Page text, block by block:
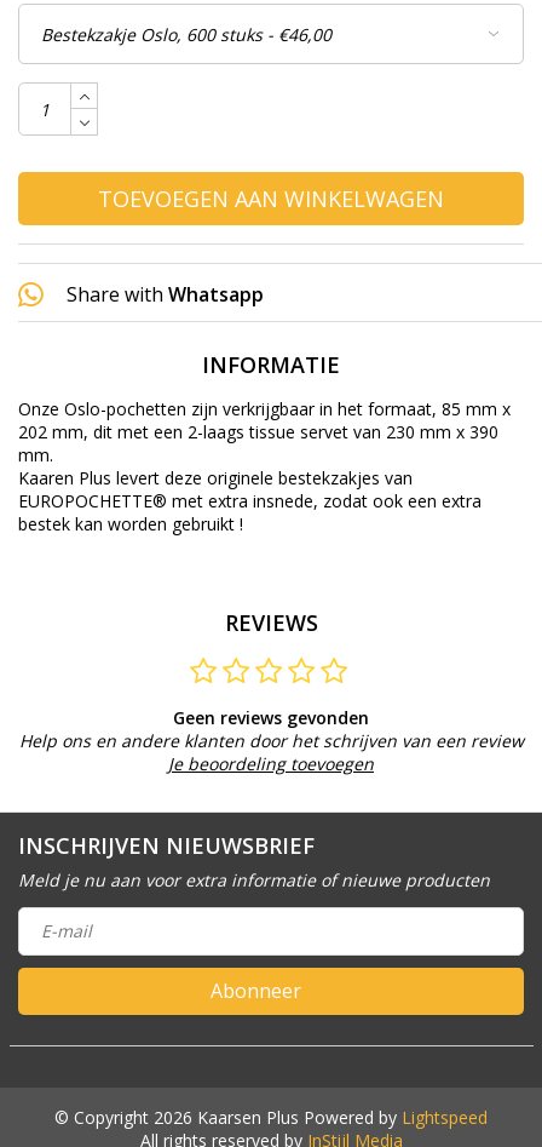
TOEVOEGEN AAN WINKELWAGEN
Share with Whatsapp
INFORMATIE
Onze Oslo-pochetten zijn verkrijgbaar in het formaat, 85 mm x
202 mm, dit met een 2-laags tissue servet van 230 mm x 390
mm.
Kaaren Plus levert deze originele bestekzakjes van
EUROPOCHETTE® met extra insnede, zodat ook een extra
bestek kan worden gebruikt !
REVIEWS
Geen reviews gevonden
Help ons en andere klanten door het schrijven van een review
Je beoordeling toevoegen
INSCHRIJVEN NIEUWSBRIEF
Meld je nu aan voor extra informatie of nieuwe producten
Abonneer
© Copyright 2026 Kaarsen Plus Powered by Lightspeed
All rights reserved by InStijl Media